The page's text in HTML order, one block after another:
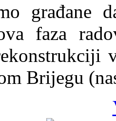
faza
Brijegu